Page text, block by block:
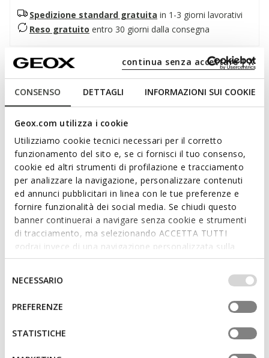
CONSENSO DETTAGLI INFORMAZIONI SUI COOKIE
Geox.com utilizza i cookie
Utilizziamo cookie tecnici necessari per il corretto
funzionamento del sito e, se ci fornisci il tuo consenso,
cookie ed altri strumenti di profilazione e tracciamento
per analizzare la navigazione, personalizzare contenuti
ed annunci pubblicitari in linea con le tue preferenze e
fornire funzionalità dei social media. Se chiudi questo
banner continuerai a navigare senza cookie e strumenti
di tracciamento, ma selezionando ACCETTA TUTTI
godrai invece di una navigazione personalizzata sulla
base dei tuoi gusti ed interessi. Selezionando
IMPOSTAZIONI potrai anche scegliere quali cookies ed
altri strumenti di tracciamento autorizzare. Per maggiori
informazioni o per modificare in qualsiasi momento le
tue impostazioni, visita la nostra
consenso
NECESSARIO
PREFERENZE
STATISTICHE
continua senza accettare | X
Spedizione standard gratuita in 1-3 giorni lavorativi
Reso gratuito entro 30 giorni dalla consegna
Descrizione
Stivaletto donna con tacco basso dal design femminile e
borchiette piatte decorative. Traspirante e leggero, Eliebeth
completa con disinvoltura gli outfit casual-chic senza
rinunciare al comfort.
CODICE PRODOTTO:D65BJA00022C6001
Leggi di più
Caratteristiche
Calzata facile e veloce
Design senza allacciature, per una calzata più rapida